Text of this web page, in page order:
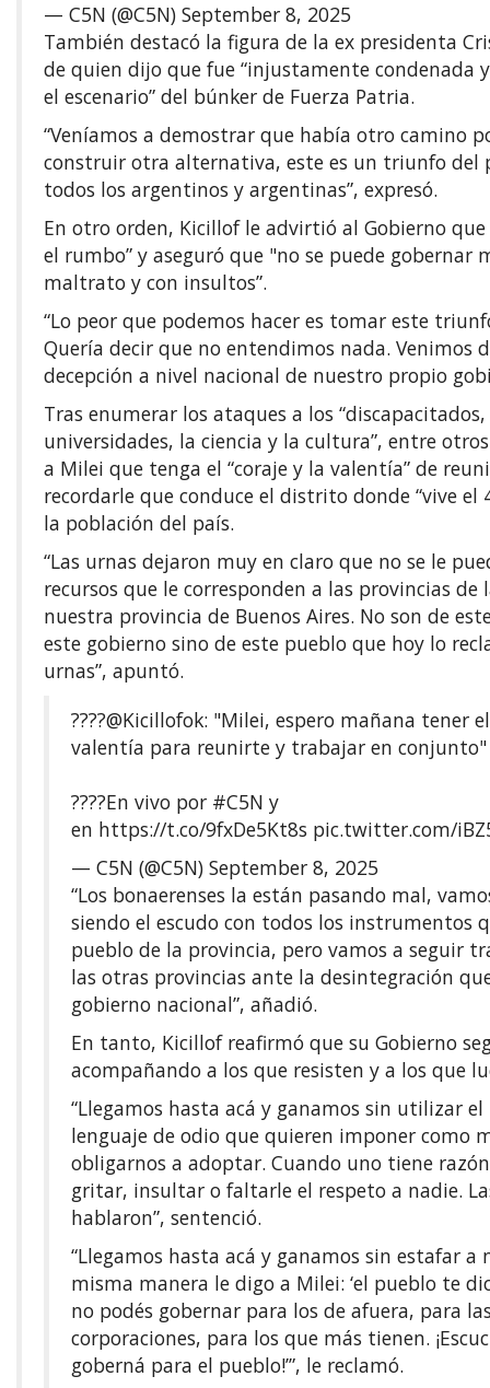
— C5N (@C5N) September 8, 2025
También destacó la figura de la ex presidenta
de quien dijo que fue “injustamente condenada
el escenario” del búnker de Fuerza Patria.
“Veníamos a demostrar que había otro camino
construir otra alternativa, este es un triunfo del
todos los argentinos y argentinas”, expresó.
En otro orden, Kicillof le advirtió al Gobierno que
el rumbo” y aseguró que "no se puede gobernar
maltrato y con insultos”.
“Lo peor que podemos hacer es tomar este
Quería decir que no entendimos nada. Venimos
decepción a nivel nacional de nuestro propio
Tras enumerar los ataques a los
universidades, la ciencia y la cultura”, entre
a Milei que tenga el “coraje y la valentía” de
recordarle que conduce el distrito donde “vive el
la población del país.
“Las urnas dejaron muy en claro que no se le
recursos que le corresponden a las provincias de
nuestra provincia de Buenos Aires. No son de
este gobierno sino de este pueblo que hoy lo
urnas”, apuntó.
????️@Kicillofok: "Milei, espero mañana tener
valentía para reunirte y trabajar en conjunto"
????En vivo por #C5N y
en https://t.co/9fxDe5Kt8s pic.twitter.com/
— C5N (@C5N) September 8, 2025
“Los bonaerenses la están pasando mal,
siendo el escudo con todos los instrumentos
pueblo de la provincia, pero vamos a seguir
las otras provincias ante la desintegración
gobierno nacional”, añadió.
En tanto, Kicillof reafirmó que su Gobierno
acompañando a los que resisten y a los que
“Llegamos hasta acá y ganamos sin utilizar
lenguaje de odio que quieren imponer como
obligarnos a adoptar. Cuando uno tiene
gritar, insultar o faltarle el respeto a nadie.
hablaron”, sentenció.
“Llegamos hasta acá y ganamos sin estafar a
misma manera le digo a Milei: ‘el pueblo te
no podés gobernar para los de afuera, para
corporaciones, para los que más tienen.
goberná para el pueblo!’”, le reclamó.